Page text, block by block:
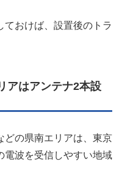
ておけば、設置後のトラ
アはアンテナ2本設
どの県南エリアは、東京
電波を受信しやすい地域